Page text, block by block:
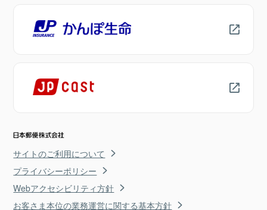
サイトのご利用について
プライバシーポリシー
Webアクセシビリティ方針
お客さま本位の業務運営に関する基本方針